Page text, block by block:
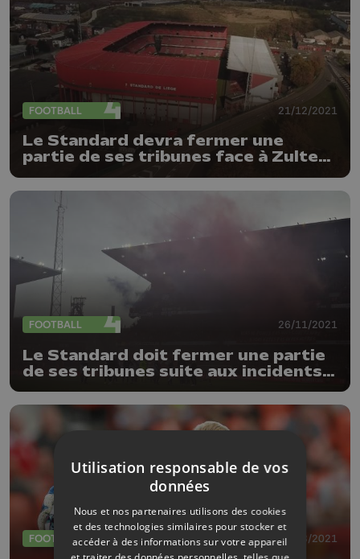
FOOTBALL 21/12/2021
Le Standard devra fermer une
partie de ses tribunes face à Zulte
FOOTBALL 26/11/2021
Le Standard doit fermer une partie
de ses tribunes suite aux incidents
face à OHL
FOOTBALL 06/08/2021
Utilisation responsable de vos
données
Nous et nos partenaires utilisons des cookies
et des technologies similaires pour stocker et
accéder à des informations sur votre appareil